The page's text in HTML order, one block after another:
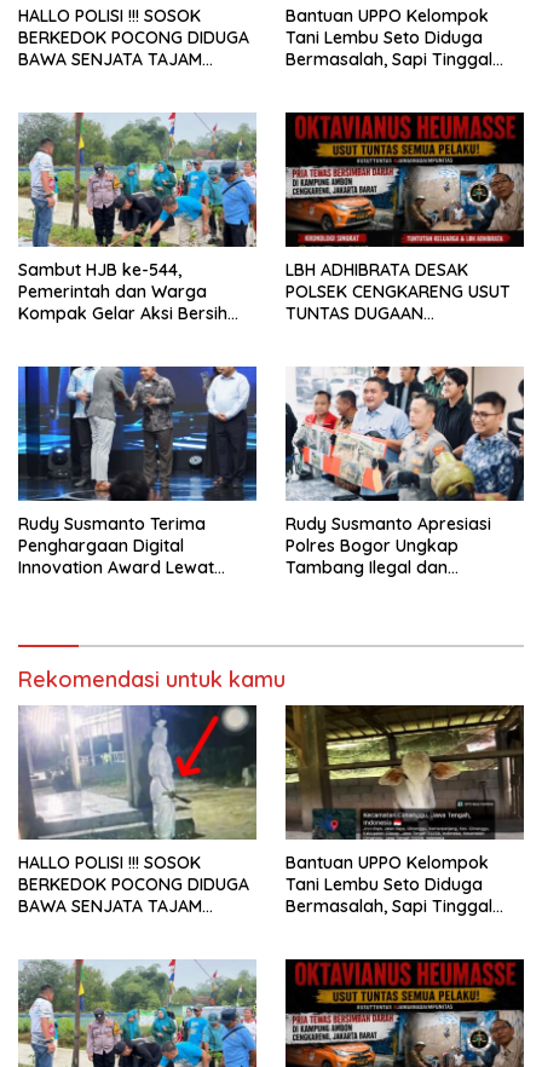
HALLO POLISI !!! SOSOK
BERKEDOK POCONG DIDUGA
BAWA SENJATA TAJAM
LEBONG
Bantuan UPPO Kelompok
Tani Lembu Seto Diduga
Bermasalah, Sapi Tinggal
Sambut HJB ke-544,
Pemerintah dan Warga
Kompak Gelar Aksi Bersih
LBH ADHIBRATA DESAK
POLSEK CENGKARENG USUT
TUNTAS DUGAAN
Rudy Susmanto Terima
Penghargaan Digital
Innovation Award Lewat
Rudy Susmanto Apresiasi
Polres Bogor Ungkap
Tambang Ilegal dan
Rekomendasi untuk kamu
HALLO POLISI !!! SOSOK
BERKEDOK POCONG DIDUGA
BAWA SENJATA TAJAM
LEBONG
Bantuan UPPO Kelompok
Tani Lembu Seto Diduga
Bermasalah, Sapi Tinggal